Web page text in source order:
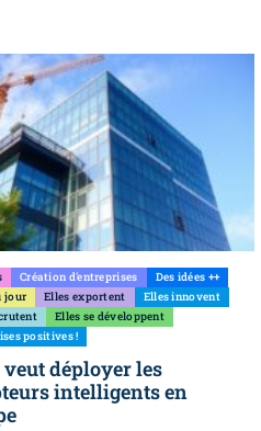
Création d'entreprises
Des idées ++
jour
Elles exportent
Elles innovent
Elles se développent
positives !
déployer les
intelligents en